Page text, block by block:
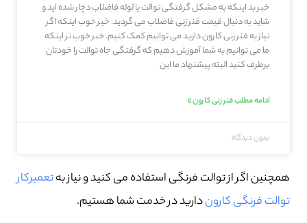
خبر بد اینکه به مشکل گرفتگی توالت یا لوله فاضلاب دچار شده اید و
شاید به دنبال قیمت فنر زنی فاضلاب می گردید. خبر خوب اینکه اگر
نیاز به فنر زنی کارون دارید می توانیم کمک کنیم. خبر خوب تر اینکه
ما می توانیم به شما آموزش دهیم که گرفتگی جاه توالت را خودتان
برطرف کنید البته پیشنهاد ما این
ادامه مطلب فنر زنی کارون »
بدون دیدگاه
همچنین اگر از توالت فرنگی استفاده می کنید و نیاز بهتعمیرکار
توالت فرنگی کاروندارید در خدمت شما هستیم.